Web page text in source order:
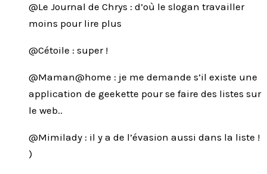
@Le Journal de Chrys : d’où le slogan travailler
moins pour lire plus
@Cétoile : super !
@Maman@home : je me demande s’il existe une
application de geekette pour se faire des listes sur
le web..
@Mimilady : il y a de l’évasion aussi dans la liste !
)